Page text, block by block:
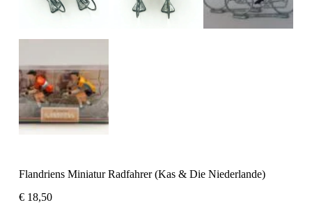
Flandriens Miniatur Radfahrer (Kas & Die Niederlande)
€18,50